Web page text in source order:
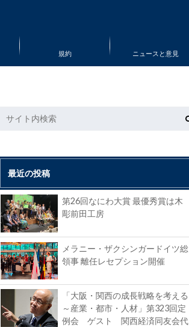
規約 ニュースと意見
最近の投稿
第26回なにわ大賞 最優秀賞は木
彫前田工房
メラニー・ザクシンガードイツ総
領事 離任レセプション開催
「大阪・関西の成長戦略を考える
～産業・都市・人材」第323回定
例会 ゲスト 関西経済同友会代